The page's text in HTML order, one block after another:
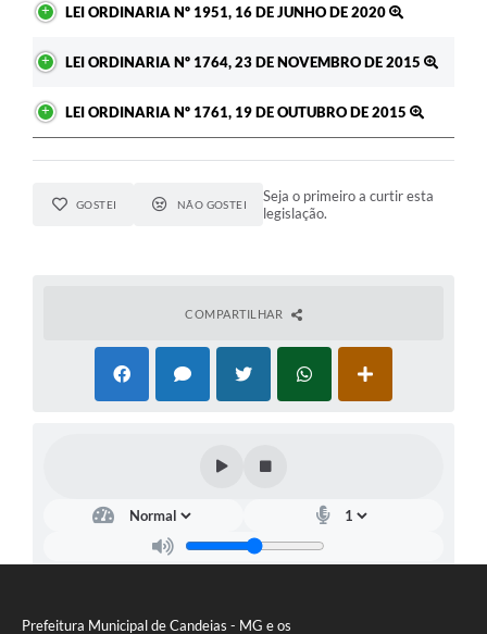
Prefeitura Municipal de Candeias - MG e os
LEI ORDINARIA Nº 1951, 16 DE JUNHO DE 2020
LEI ORDINARIA Nº 1764, 23 DE NOVEMBRO DE 2015
LEI ORDINARIA Nº 1761, 19 DE OUTUBRO DE 2015
GOSTEI NÃO GOSTEI
Seja o primeiro a curtir esta
legislação.
COMPARTILHAR